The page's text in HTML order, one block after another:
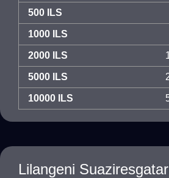
500 ILS
1000 ILS
2000 ILS
5000 ILS
10000 ILS
Lilangeni